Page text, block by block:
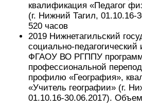
квалификация «Педагог
(г. Нижний Тагил,
520 часов
2019 Нижнетагильский
социально-
ФГАОУ ВО РГППУ
профессиональной
профилю «География»,
«Учитель географии» (г.
01.10.16-30.06.2017).